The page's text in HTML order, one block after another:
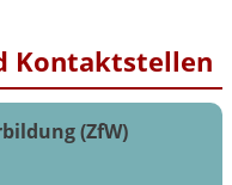
Kontaktstellen
(ZfW)